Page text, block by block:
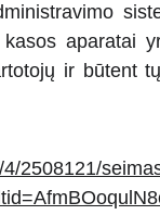
aparatai
ir būtent
2508121/